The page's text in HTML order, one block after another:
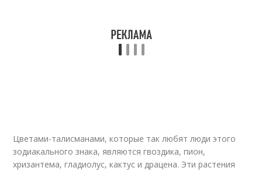
Цветами-талисманами, которые так любят люди этого
зодиакального знака, являются гвоздика, пион,
хризантема, гладиолус, кактус и драцена. Эти растения